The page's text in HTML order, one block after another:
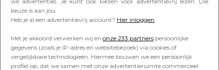
keuze is aan jou.
Heb je al een advertentievrij account? Hier inloggen
Met je akkoord verwerken wij en onze 233 partners persoonlijke
gegevens (zoals je IP-adres en websitebezoek) via cookies of
vergelijkbare technologieën. Hiermee bouwen we een persoonlijk
profiel op, dat we samen met onze advertentieruimte commercieel